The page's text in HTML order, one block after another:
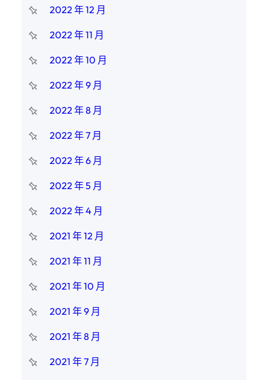
2022 年 12 月
2022 年 11 月
2022 年 10 月
2022 年 9 月
2022 年 8 月
2022 年 7 月
2022 年 6 月
2022 年 5 月
2022 年 4 月
2021 年 12 月
2021 年 11 月
2021 年 10 月
2021 年 9 月
2021 年 8 月
2021 年 7 月